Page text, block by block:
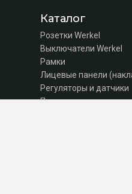
Каталог
Розетки Werkel
Выключатели Werkel
Рамки
Лицевые панели
Регуляторы и датчики
Подсветка лестниц